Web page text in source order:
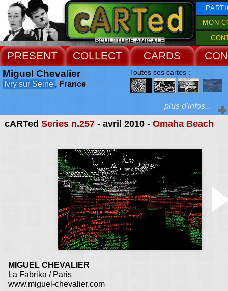
MON
PRESENT COLLECT CARDS
cARTed Series n.257- avril 2010 - Omaha Beach
MIGUEL CHEVALIER
La Fabrika / Paris
www.miguel-chevalier.com
Miguel Chevalier
Ivry sur Seine , France
Toutes ses cartes :
Extras :
sociétés
imposé
comme l'un des
virtuel et du numérique
plus d'infos...